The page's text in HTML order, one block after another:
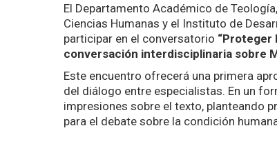
El Departamento Académico de
Ciencias Humanas y el Instituto de
participar en el conversatorio “Proteger
conversación interdisciplinaria sobre
Este encuentro ofrecerá una primera
del diálogo entre especialistas. En un
impresiones sobre el texto, planteando
para el debate sobre la condición